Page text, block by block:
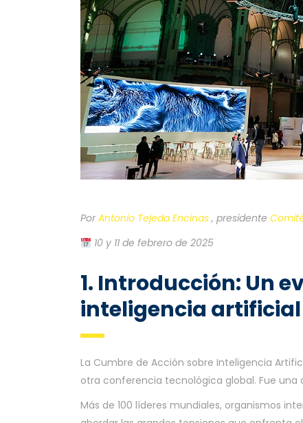
PorAntonio Tejeda Encinas, presidente
10 y 11 de febrero de 2025
1. Introducción: Un
inteligencia
La Cumbre de Acción sobre Inteligencia
otra conferencia tecnológica global. Fue una
Más de 100 líderes mundiales, organismos